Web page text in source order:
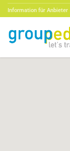
Information für Anbieter